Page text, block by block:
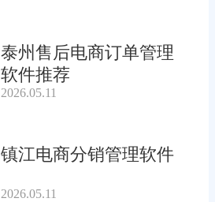
泰州售后电商订单管理
软件推荐
2026.05.11
镇江电商分销管理软件
2026.05.11